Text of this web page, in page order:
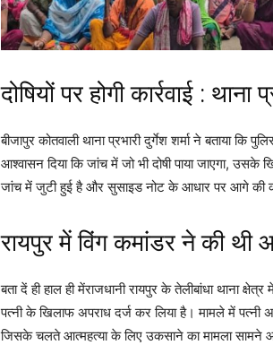
दोषियों पर होगी कार्रवाई : थाना
बीजापुर कोतवाली थाना प्रभारी दुर्गेश शर्मा ने बताया
आश्वासन दिया कि जांच में जो भी दोषी पाया जाएगा, उसके
जांच में जुटी हुई है और सुसाइड नोट के आधार पर आगे की
रायपुर में विंग कमांडर ने की थी
बता दें ही हाल ही मेंराजधानी रायपुर के तेलीबांधा थाना
पत्नी के खिलाफ अपराध दर्ज कर लिया है। मामले में पत्नी
जिसके चलते आत्महत्या के लिए उकसाने का मामला सामने